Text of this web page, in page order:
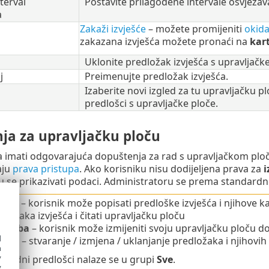
Zakaži izvješće– možete promijeniti
zakazana izvješća možete pronaći na
Uklonite predložak izvješća s
Preimenujte predložak izvješća.
Izaberite novi izgled za tu upravljačku
predlošci s upravljačke ploče.
za upravljačku ploču
imati odgovarajuća dopuštenja za rad s upravljačkom
prava pristupa. Ako korisniku nisu dodijeljena prava za
se prikazivati podaci. Administratoru se prema
– korisnik može popisati predloške izvješća i njihove
izvješća i čitati upravljačku ploču
– korisnik može izmijeniti svoju upravljačku ploču
– stvaranje / izmjena / uklanjanje predložaka i
predlošci nalaze se u grupi Sve.